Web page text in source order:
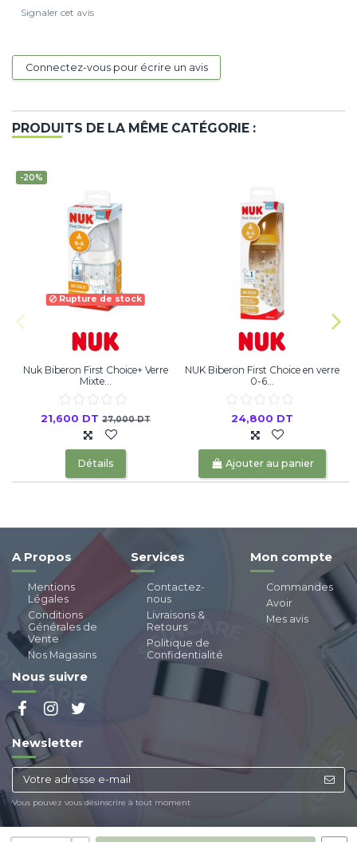
Signaler cet avis
Connectez-vous pour écrire un avis
PRODUITS DE LA MÊME CATÉGORIE :
-20%
Rupture de stock
Nuk Biberon First Choice+ Verre
Mixte...
21,600 DT27,000 DT
Détails
NUK Biberon First Choice en verre
0-6...
24,800 DT
Ajouter au panier
A Propos
Mentions
Légales
Conditions
Générales de
Vente
Nos Magasins
Services
Contactez-
nous
Livraisons &
Retours
Politique de
Confidentialité
Mon compte
Commandes
Avoir
Mes avis
Nous suivre
Newsletter
Vous pouvez vous désinscrire à tout moment